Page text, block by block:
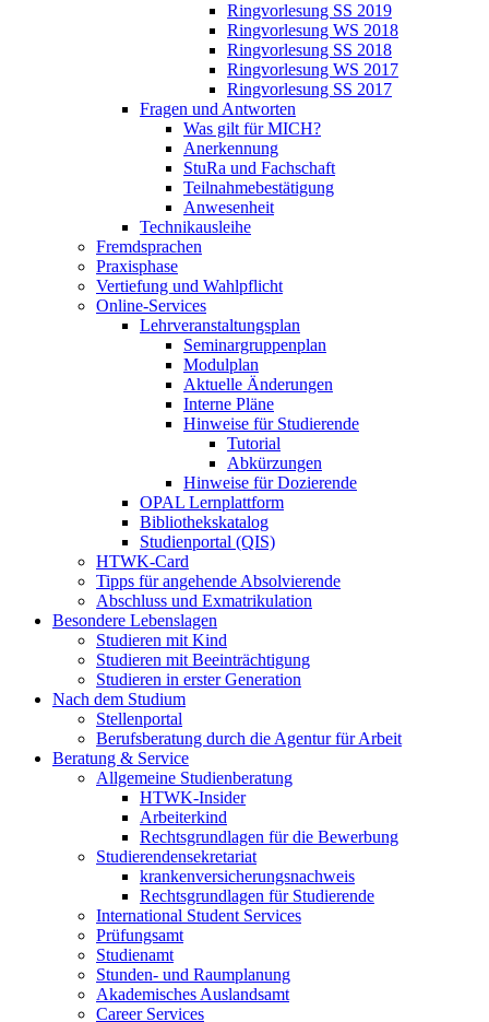
Ringvorlesung SS 2019
Ringvorlesung WS 2018
Ringvorlesung SS 2018
Ringvorlesung WS 2017
Ringvorlesung SS 2017
Fragen und Antworten
Was gilt für MICH?
Anerkennung
StuRa und Fachschaft
Teilnahmebestätigung
Anwesenheit
Technikausleihe
Fremdsprachen
Praxisphase
Vertiefung und Wahlpflicht
Online-Services
Lehrveranstaltungsplan
Seminargruppenplan
Modulplan
Aktuelle Änderungen
Interne Pläne
Hinweise für Studierende
Tutorial
Abkürzungen
Hinweise für Dozierende
OPAL Lernplattform
Bibliothekskatalog
Studienportal (QIS)
HTWK-Card
Tipps für angehende Absolvierende
Abschluss und Exmatrikulation
Besondere Lebenslagen
Studieren mit Kind
Studieren mit Beeinträchtigung
Studieren in erster Generation
Nach dem Studium
Stellenportal
Berufsberatung durch die Agentur für Arbeit
Beratung & Service
Allgemeine Studienberatung
HTWK-Insider
Arbeiterkind
Rechtsgrundlagen für die Bewerbung
Studierendensekretariat
krankenversicherungsnachweis
Rechtsgrundlagen für Studierende
International Student Services
Prüfungsamt
Studienamt
Stunden- und Raumplanung
Akademisches Auslandsamt
Career Services